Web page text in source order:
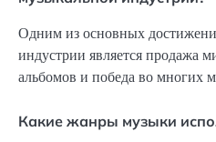
Одним из основных
индустрии является продажа
альбомов и победа во многих
Какие жанры музыки